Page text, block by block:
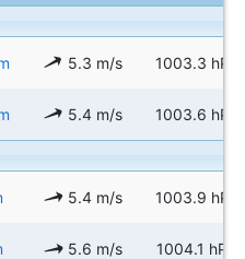
5.3 m/s 1003.3 hPa
5.4 m/s 1003.6 hPa
5.4 m/s 1003.9 hPa
5.6 m/s 1004.1 hPa